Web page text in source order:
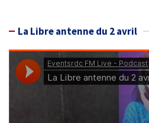
La Libre antenne du 2 avril